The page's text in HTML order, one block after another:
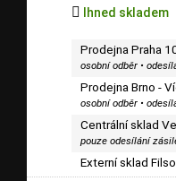
 Ihned skladem
Prodejna Praha
osobní odběr •
Prodejna Brno -
osobní odběr •
Centrální sklad
pouze odesílání
Externí sklad